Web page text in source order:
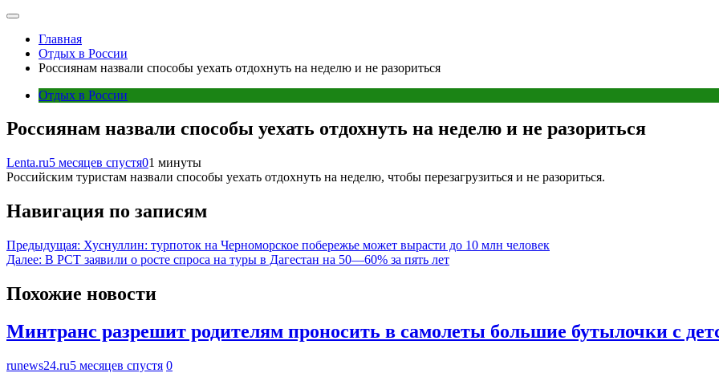
Главная
Отдых в России
Россиянам назвали способы уехать отдохнуть на неделю и не разориться
Отдых в России
Россиянам назвали способы уехать отдохнуть на неделю и не разориться
Lenta.ru5 месяцев спустя01 минуты
Российским туристам назвали способы уехать отдохнуть на неделю, чтобы перезагрузиться и не разориться.
Навигация по записям
Предыдущая: Хуснуллин: турпоток на Черноморское побережье может вырасти до 10 млн человек
Далее: В РСТ заявили о росте спроса на туры в Дагестан на 50—60% за пять лет
Похожие новости
Минтранс разрешит родителям проносить в самолеты большие бутылочки с
runews24.ru5 месяцев спустя 0